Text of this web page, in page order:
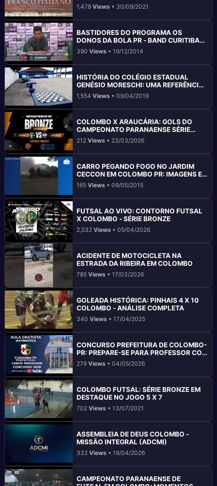
1,478Views • 30/09/2021
BASTIDORES DO PROGRAMA OS
DONOS DA BOLA PR - BAND CURITIBA
2014
390Views • 19/12/2014
HISTÓRIA DO COLÉGIO ESTADUAL
GENÉSIO MORESCHI: UMA REFERÊNCIA
EM COLOMBO PR
1,554Views • 09/04/2019
COLOMBO X ARAUCÁRIA: GOLS DO
CAMPEONATO PARANAENSE SÉRIE
BRONZE 2026
212Views • 23/03/2026
CARRO PEGANDO FOGO NO JARDIM
CECCON EM COLOMBO PR: IMAGENS E
REAÇÃO DA DEFESA CIVIL
165Views • 09/05/2015
FUTSAL AO VIVO: CONTORNO FUTSAL
X COLOMBO - SÉRIE BRONZE
2,532Views • 05/04/2026
ACIDENTE DE MOTOCICLETA NA
ESTRADA DA RIBEIRA EM COLOMBO
785Views • 17/03/2026
GOLEADA HISTÓRICA: PINHAIS 4 X 10
COLOMBO - ANÁLISE COMPLETA
340Views • 17/04/2025
CONCURSO PREFEITURA DE COLOMBO-
PR: PREPARE-SE PARA PROFESSOR COM
AULA DE MATEMÁTICA E RLM
279Views • 04/05/2026
COLOMBO FUTSAL: SÉRIE BRONZE EM
DESTAQUE NO JOGO 5 X 7
702Views • 13/07/2021
ASSEMBLEIA DE DEUS COLOMBO -
MISSÃO INTEGRAL (ADCMI)
332Views • 19/04/2026
CAMPEONATO PARANAENSE DE